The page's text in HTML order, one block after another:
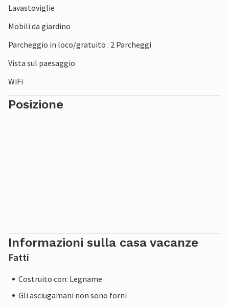
Lavastoviglie
Mobili da giardino
Parcheggio in loco/gratuito : 2 Parcheggi
Vista sul paesaggio
WiFi
Posizione
Informazioni sulla casa vacanze
Fatti
Costruito con: Legname
Gli asciugamani non sono forni